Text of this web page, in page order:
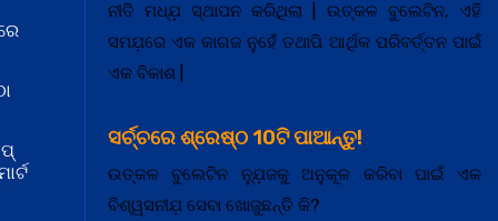
ନୀତି ମଧ୍ଯ଼ ସ୍ଥାପନ କରିଥିଲା | ଉତ୍କଳ ବୁଲେଟିନ, ଏହି
ସମଯ଼ରେ ଏକ କାଗଜ ନୁହେଁ ତଥାପି ଆର୍ଥିକ ପରିବର୍ତ୍ତନ ପାଇଁ
ଏକ ବିକାଶ |
ସର୍ଚ୍ଚରେ ଶ୍ରେଷ୍ଠ 10ଟି ପାଆନ୍ତୁ!
ଉତ୍କଳ ବୁଲେଟିନ ନ୍ଯ଼ୁଜକୁ ଅନୁକୂଳ କରିବା ପାଇଁ ଏକ
ବିଶ୍ୱସନୀଯ଼ ସେବା ଖୋଜୁଛନ୍ତି କି?